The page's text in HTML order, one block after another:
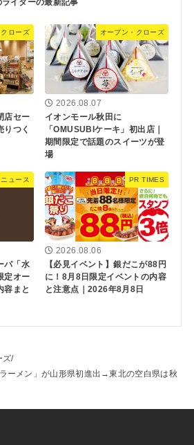
ローズ
店セー
りつく
オープン・クローズ
2026.08.07
イオンモール秋田に
「OMUSUBIケーキ」初出店｜
期間限定で話題のスイーツが登
場
ニュース
パ「水
定オー
容まと
PR TIMES
2026.08.06
【必見イベント】銀だこが88円
に！8月8日限定イベントの内容
と注意点｜2026年8月8日
ズ
ーメン」が山形県初進出→東北の空白県は秋